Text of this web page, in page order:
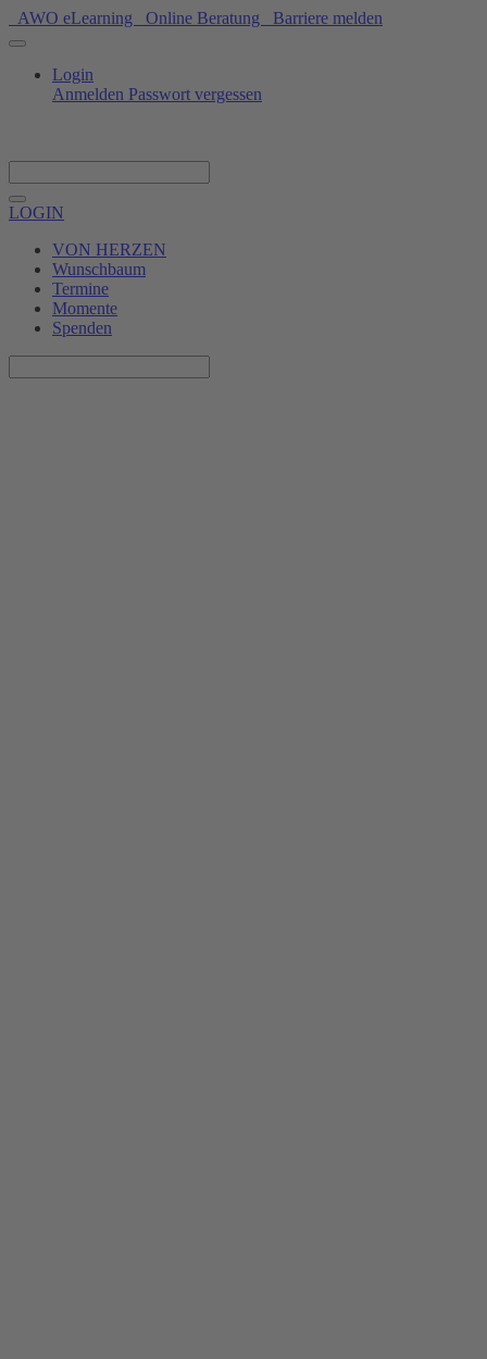
AWO eLearning Online Beratung Barriere melden
Login
Anmelden Passwort vergessen
LOGIN
VON HERZEN
Wunschbaum
Termine
Momente
Spenden